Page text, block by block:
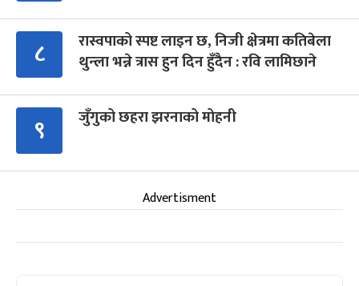
८
रास्वपाको स्पष्ट लाइन छ, निजी क्षेत्रमा कतिबेला
थुन्ला भन्ने त्रास हुन दिन हुँदैन : रवि लामिछाने
९ जुँगुको छहरा झरनाको मोहनी
Advertisment